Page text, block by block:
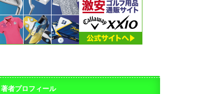
著者プロフィール